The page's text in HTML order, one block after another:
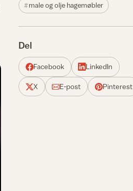
male og olje hagemøbler
Del
Facebook LinkedIn
X E-post Pinterest